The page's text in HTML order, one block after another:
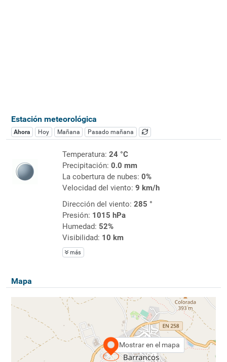
Estación meteorológica
Ahora Hoy Mañana Pasado mañana
Temperatura: 24 °C
Precipitación: 0.0 mm
La cobertura de nubes: 0%
Velocidad del viento: 9 km/h
Dirección del viento: 285 °
Presión: 1015 hPa
Humedad: 52%
Visibilidad: 10 km
más
Mapa
Mostrar en el mapa